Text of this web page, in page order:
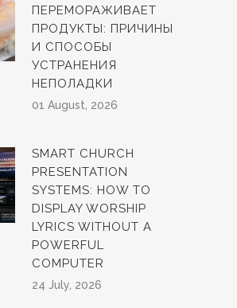
ПЕРЕМОРАЖИВАЕТ
ПРОДУКТЫ: ПРИЧИНЫ
И СПОСОБЫ
УСТРАНЕНИЯ
НЕПОЛАДКИ
01 August, 2026
SMART CHURCH
PRESENTATION
SYSTEMS: HOW TO
DISPLAY WORSHIP
LYRICS WITHOUT A
POWERFUL
COMPUTER
24 July, 2026